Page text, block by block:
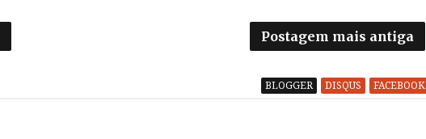
Postagem mais antiga
BLOGGER DISQUS FACEBOOK